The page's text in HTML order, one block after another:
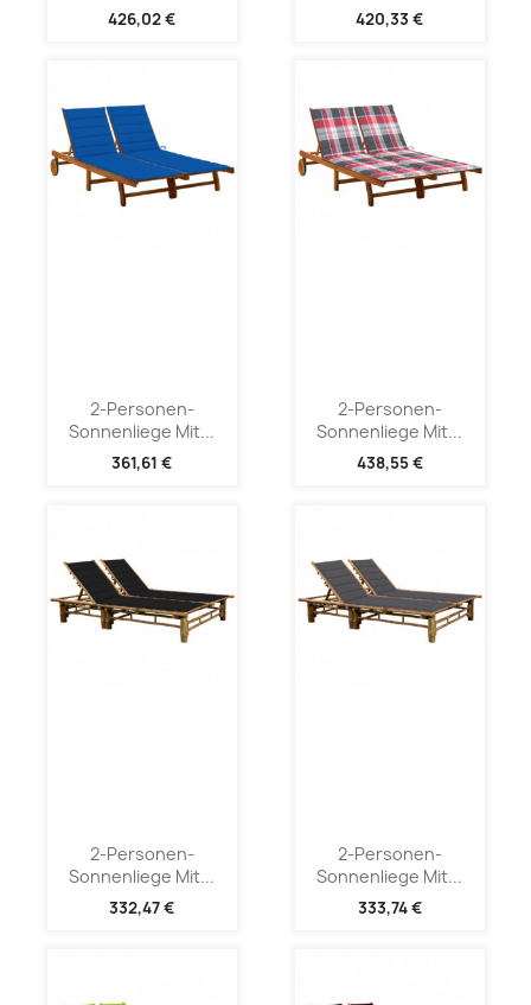
426,02 € 420,33 €
2-Personen-
Sonnenliege Mit...
361,61 €
2-Personen-
Sonnenliege Mit...
438,55 €
2-Personen-
Sonnenliege Mit...
332,47 €
2-Personen-
Sonnenliege Mit...
333,74 €